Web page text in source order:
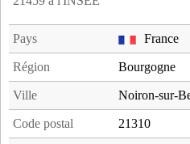
Pays France
Région Bourgogne
Ville Noiron-sur-
Code postal 21310